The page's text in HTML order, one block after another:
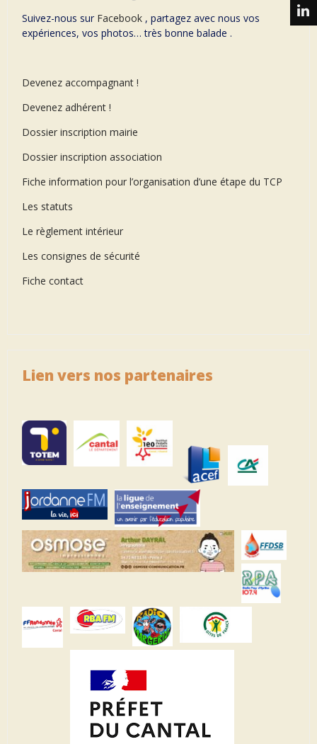
Suivez-nous sur Facebook , partagez avec nous vos
expériences, vos photos… très bonne balade .
Devenez accompagnant !
Devenez adhérent !
Dossier inscription mairie
Dossier inscription association
Fiche information pour l’organisation d’une étape du TCP
Les statuts
Le règlement intérieur
Les consignes de sécurité
Fiche contact
Lien vers nos partenaires